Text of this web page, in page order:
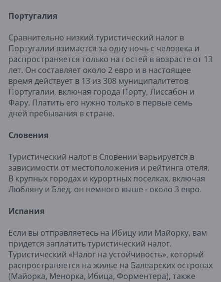
Португалия
Сравнительно низкий туристический налог в
Португалии взимается за одну ночь с человека и
распространяется только на гостей в возрасте от 13
лет. Он составляет около 2 евро и в настоящее
время действует в 13 из 308 муниципалитетов
Португалии, включая города Порту, Лиссабон и
Фару. Платить его нужно только в первые семь
дней пребывания в стране.
Словения
Туристический налог в Словении варьируется в
зависимости от местоположения и рейтинга отеля.
В крупных городах и курортных поселках, включая
Любляну и Блед, он немного выше - около 3 евро.
Испания
Если вы отправляетесь на Ибицу или Майорку, вам
придется заплатить туристический налог.
Туристический «Налог на устойчивость», который
распространяется на жилье на Балеарских островах
(Майорка, Менорка, Ибица, Форментера), также